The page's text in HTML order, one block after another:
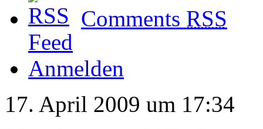
Comments RSS
Anmelden
17. April 2009 um 17:34